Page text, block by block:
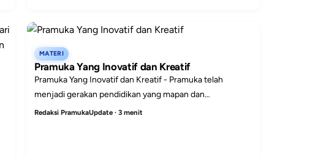
MATERI
Pramuka Yang Inovatif dan Kreatif
Pramuka Yang Inovatif dan Kreatif - Pramuka telah
menjadi gerakan pendidikan yang mapan dan
berpengaruh dalam membentuk karakter generasi muda.
Redaksi PramukaUpdate · 3 menit